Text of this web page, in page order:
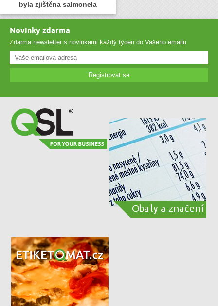
byla zjištěna salmonela
Novinky zdarma
Zdarma newsletter s novinkami každý týden do Vašeho emailu
Registrovat se